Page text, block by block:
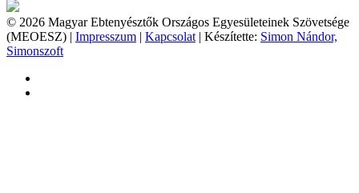
© 2026 Magyar Ebtenyésztők Országos Egyesületeinek Szövetsége
(MEOESZ) | Impresszum | Kapcsolat | Készítette: Simon Nándor,
Simonszoft